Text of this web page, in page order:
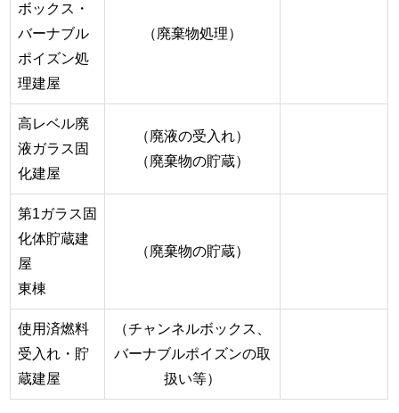
ボックス・
バーナブル
ポイズン処
理建屋
（廃棄物処理）
高レベル廃
液ガラス固
化建屋
（廃液の受入れ）
（廃棄物の貯蔵）
第1ガラス固
化体貯蔵建
屋
東棟
（廃棄物の貯蔵）
使用済燃料
受入れ・貯
蔵建屋
（チャンネルボックス、
バーナブルポイズンの取
扱い等）